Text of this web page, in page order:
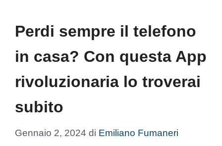
Perdi sempre il telefono
in casa? Con questa App
rivoluzionaria lo troverai
subito
Gennaio 2, 2024 di Emiliano Fumaneri